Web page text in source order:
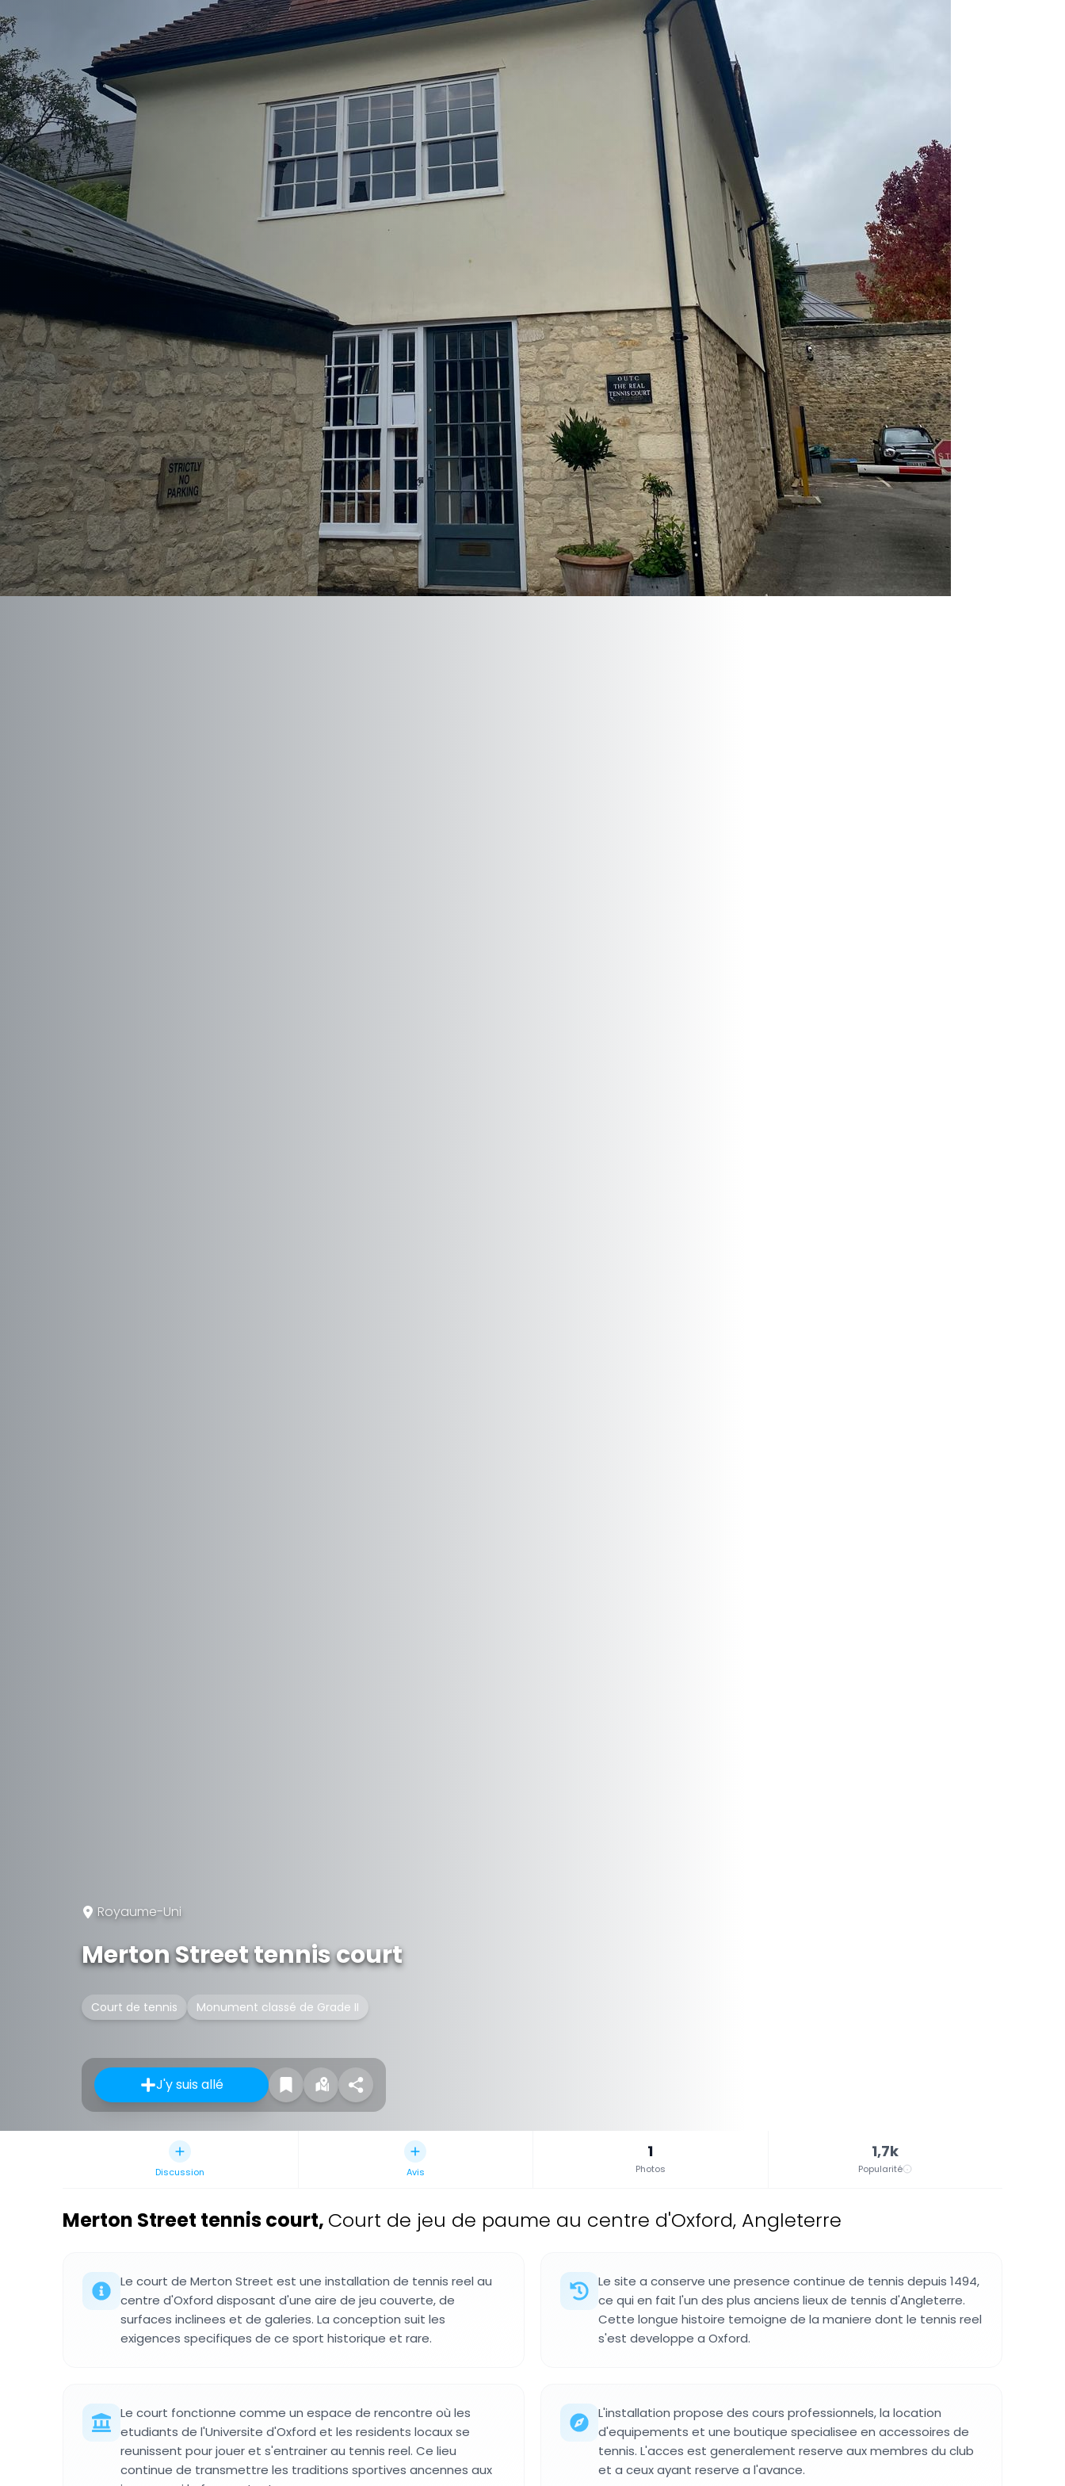
Royaume-Uni
Merton Street tennis court
Court de tennis Monument classé de Grade II
J'y suis allé
Discussion Avis
1
Photos
1,7k
Popularité
Merton Street tennis court, Court de jeu de paume au centre d'Oxford, Angleterre
Le court de Merton Street est une installation de tennis reel au
centre d'Oxford disposant d'une aire de jeu couverte, de
surfaces inclinees et de galeries. La conception suit les
exigences specifiques de ce sport historique et rare.
Le site a conserve une presence continue de tennis depuis 1494,
ce qui en fait l'un des plus anciens lieux de tennis d'Angleterre.
Cette longue histoire temoigne de la maniere dont le tennis reel
s'est developpe a Oxford.
Le court fonctionne comme un espace de rencontre où les
etudiants de l'Universite d'Oxford et les residents locaux se
reunissent pour jouer et s'entrainer au tennis reel. Ce lieu
continue de transmettre les traditions sportives ancennes aux
L'installation propose des cours professionnels, la location
d'equipements et une boutique specialisee en accessoires de
tennis. L'acces est generalement reserve aux membres du club
et a ceux ayant reserve a l'avance.